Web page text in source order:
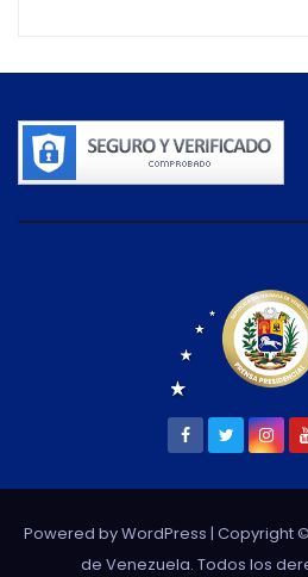
Powered by WordPress | Copyright
de Venezuela. Todos los